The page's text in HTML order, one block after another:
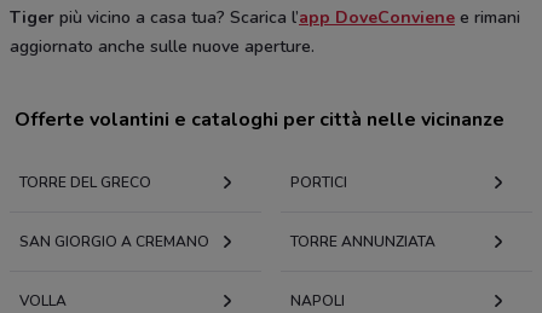
Tiger più vicino a casa tua? Scarica l’app DoveConviene e rimani
aggiornato anche sulle nuove aperture.
Offerte volantini e cataloghi per città nelle vicinanze
TORRE DEL GRECO PORTICI
SAN GIORGIO A CREMANO TORRE ANNUNZIATA
VOLLA NAPOLI